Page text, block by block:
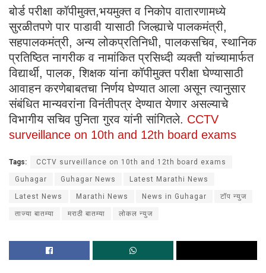
बोर्ड परीक्षा कॉपीमुक्त,भयमुक्त व निकोप वातारणामध्ये
सुरळीतपणे पार पाडावी यासाठी जिल्ह्याचे पालकमंत्री,
सहपालकमंत्री, अन्य लोकप्रतिनिधी, पालकसचिव, स्थानिक
प्रतिष्ठित नागरीक व नामांकित प्रसिध्दी व्यक्ती यांच्यामार्फत
विद्यार्थी, पालक, शिक्षक यांना कॉपीमुक्त परीक्षा घेण्यासाठी
आवाहन करणेबाबतचा निर्णय घेण्यात आला असून त्यानुसार
संबंधित मान्यवरांना विनंतीपत्र देण्यात येणार असल्याचे
विभागीय सचिव पुनिता गुरव यांनी सांगितले. CCTV
surveillance on 10th and 12th board exams
Tags: CCTV surveillance on 10th and 12th board exams
Guhagar Guhagar News Latest Marathi News
Latest News Marathi News News in Guhagar टॉप न्युज
ताज्या बातम्या मराठी बातम्या लोकल न्युज